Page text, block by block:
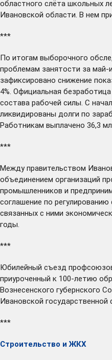
областного слёта школьных
Ивановской области. В нем
***
По итогам выборочного
проблемам занятости за май-
зафиксировано снижение
4%. Официальная
состава рабочей силы. С
ликвидированы долги по
Работникам выплачено 36,3
***
Между правительством
объединением организаций
промышленников и
соглашение по
связанных с ними
годы.
***
Юбилейный съезд
приуроченный к 100-летию
Вознесенского губернского
Ивановской государственной
***
Строительство и ЖКХ